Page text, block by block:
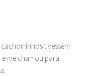
tivessem
me chamou para